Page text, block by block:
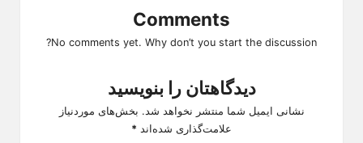
Comments
No comments yet. Why don’t you start the discussion?
دیدگاهتان را بنویسید
نشانی ایمیل شما منتشر نخواهد شد. بخش‌های موردنیاز
علامت‌گذاری شده‌اند *